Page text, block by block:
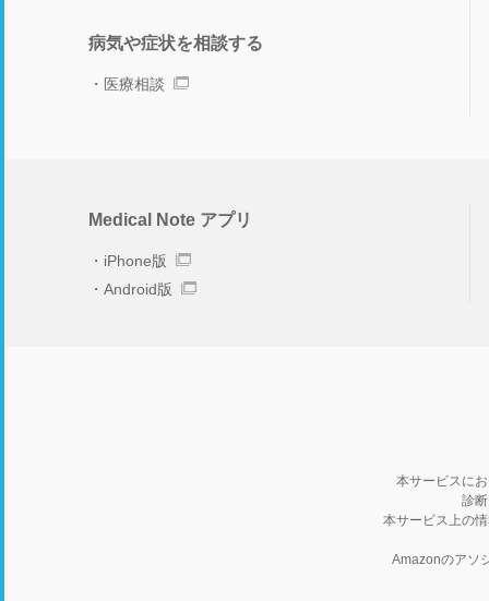
病気や症状を相談する
医療相談
Medical Note アプリ
iPhone版
Android版
本サービスに
診
本サービス上の
Amazonのアソ